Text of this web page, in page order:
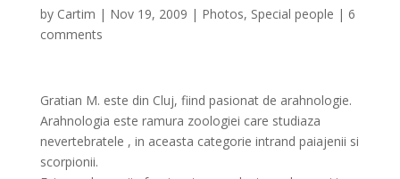
by Cartim | Nov 19, 2009 | Photos, Special people | 6
comments
Gratian M. este din Cluj, fiind pasionat de arahnologie.
Arahnologia este ramura zoologiei care studiaza
nevertebratele , in aceasta categorie intrand paiajenii si
scorpionii.